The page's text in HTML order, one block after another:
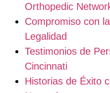
Orthopedic
Compromiso con
Legalidad
Testimonios de
Cincinnati
Historias de Éxito